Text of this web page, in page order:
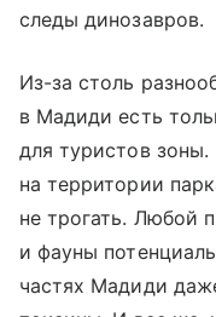
следы динозавров.
Из-за столь
в Мадиди есть
для туристов зоны.
на территории
не трогать. Любой
и фауны
частях Мадиди